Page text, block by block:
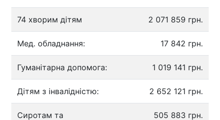
74 хворим дітям 2 071 859 грн.
Мед. обладнання: 17 842 грн.
Гуманітарна допомога: 1 019 141 грн.
Дітям з інвалідністю: 2 652 121 грн.
Сиротам та 505 883 грн.